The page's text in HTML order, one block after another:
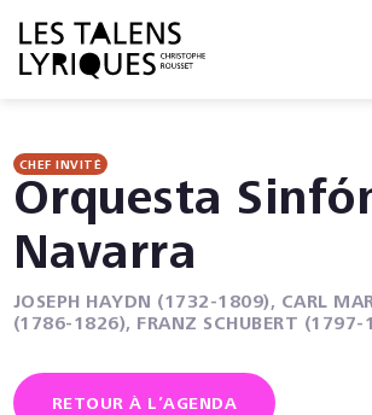
CHEF INVITÉ
Orquesta
Navarra
JOSEPH HAYDN (1732-1809), CARL
(1786-1826), FRANZ SCHUBERT (1797-
RETOUR À L’AGENDA